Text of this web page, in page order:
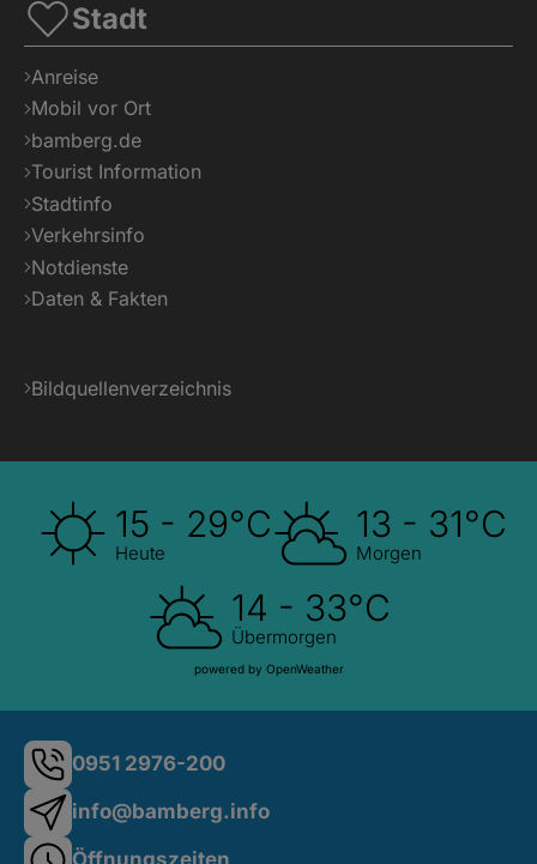
Stadt
Anreise
Mobil vor Ort
bamberg.de
Tourist Information
Stadtinfo
Verkehrsinfo
Notdienste
Daten & Fakten
Bildquellenverzeichnis
15 - 29°C
Heute
13 - 31°C
Morgen
14 - 33°C
Übermorgen
powered by OpenWeather
0951 2976-200
info@bamberg.info